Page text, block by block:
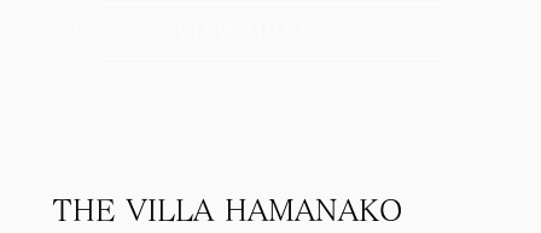
THE VILLA HAMANAKO